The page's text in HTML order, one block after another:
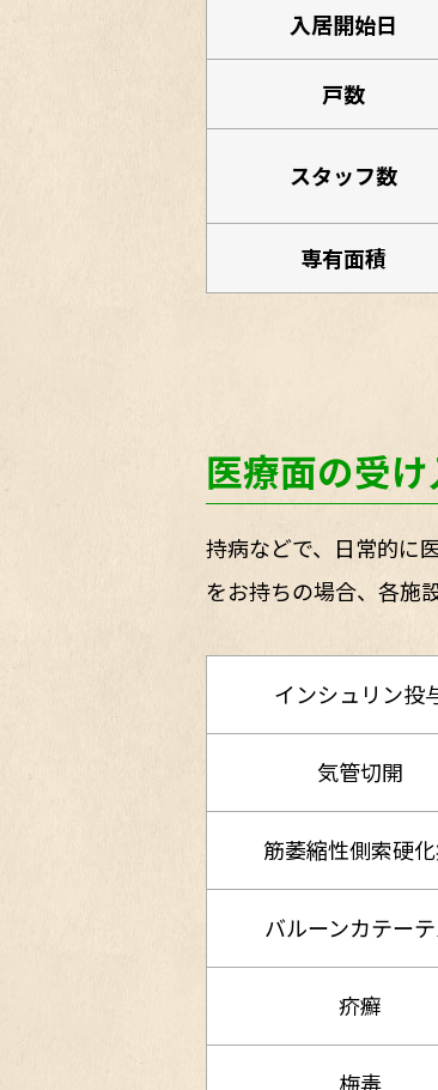
入居開始日
戸数
スタッフ数
専有面積
医療面の受
持病などで、日常的に
をお持ちの場合、各施
インシュリン投
気管切開
筋萎縮性側索硬
バルーンカテー
疥癬
梅毒